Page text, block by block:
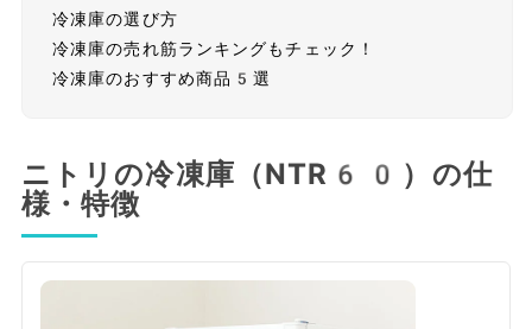
冷凍庫の選び方
冷凍庫の売れ筋ランキングもチェック！
冷凍庫のおすすめ商品5選
ニトリの冷凍庫（NTR60）の仕
様・特徴